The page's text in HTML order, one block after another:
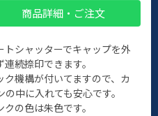
商品詳細・ご注文
トシャッターでキャップを外
連続捺印できます。
ク機構が付いてますので、カ
の中に入れても安心です。
クの色は朱色です。